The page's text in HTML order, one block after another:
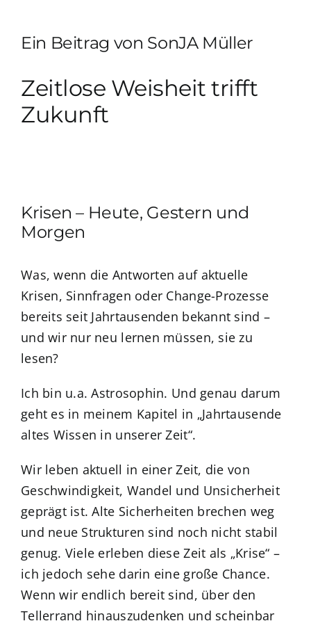
Ein Beitrag von SonJA Müller
Zeitlose Weisheit trifft
Zukunft
Krisen – Heute, Gestern und
Morgen
Was, wenn die Antworten auf aktuelle
Krisen, Sinnfragen oder Change-Prozesse
bereits seit Jahrtausenden bekannt sind –
und wir nur neu lernen müssen, sie zu
lesen?
Ich bin u.a. Astrosophin. Und genau darum
geht es in meinem Kapitel in „Jahrtausende
altes Wissen in unserer Zeit“.
Wir leben aktuell in einer Zeit, die von
Geschwindigkeit, Wandel und Unsicherheit
geprägt ist. Alte Sicherheiten brechen weg
und neue Strukturen sind noch nicht stabil
genug. Viele erleben diese Zeit als „Krise“ –
ich jedoch sehe darin eine große Chance.
Wenn wir endlich bereit sind, über den
Tellerrand hinauszudenken und scheinbar